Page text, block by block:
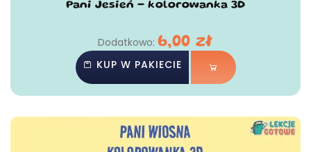
Pani Jesień - kolorowanka 3D
Dodatkowo:6,00zł
KUP W PAKIECIE